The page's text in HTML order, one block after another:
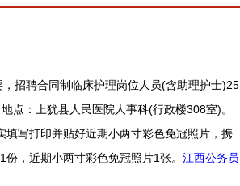
招聘合同制临床护理岗位人员(含助理护士)25
点：上犹县人民医院人事科(行政楼308室)。
写打印并贴好近期小两寸彩色免冠照片，携
，近期小两寸彩色免冠照片1张。 江西公务员